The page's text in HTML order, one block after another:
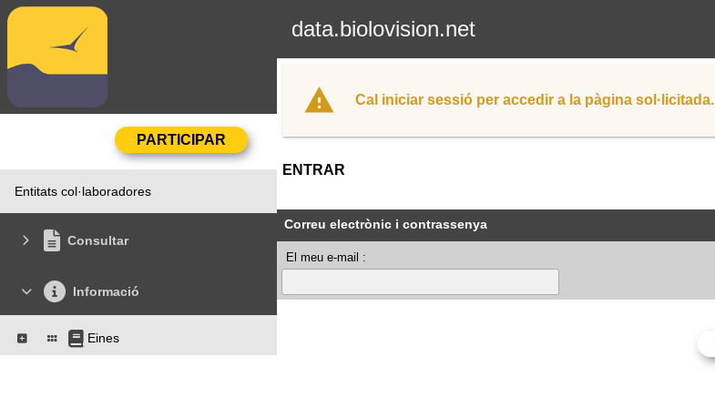
data.biolovision.net
Entitats col·laboradores
Consultar
Informació
Eines
Cal iniciar sessió per accedir a la pàgina sol·licitada.
ENTRAR
Correu electrònic i contrassenya
El meu e-mail :